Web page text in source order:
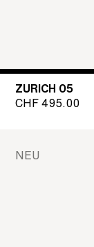
ZURICH 05
CHF495.00
NEU